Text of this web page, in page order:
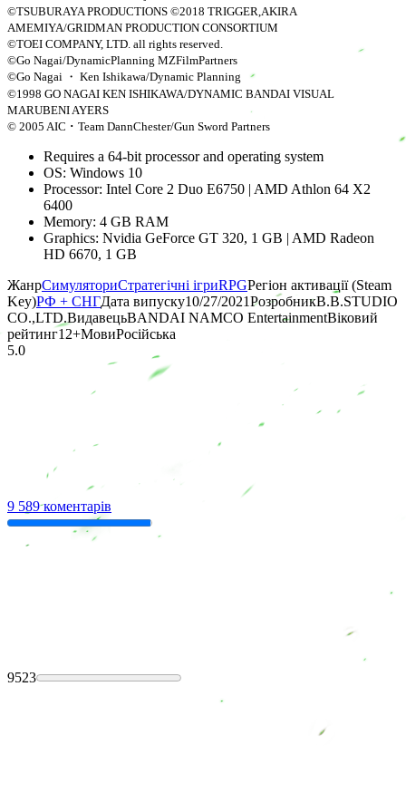
©TSUBURAYA PRODUCTIONS ©2018 TRIGGER,AKIRA
AMEMIYA/GRIDMAN PRODUCTION CONSORTIUM
©TOEI COMPANY, LTD. all rights reserved.
©Go Nagai/DynamicPlanning MZFilmPartners
©Go Nagai ・ Ken Ishikawa/Dynamic Planning
©1998 GO NAGAI KEN ISHIKAWA/DYNAMIC BANDAI VISUAL
MARUBENI AYERS
© 2005 AIC ･ Team DannChester/Gun Sword Partners
Requires a 64-bit processor and operating system
OS: Windows 10
Processor: Intel Core 2 Duo E6750 | AMD Athlon 64 X2
6400
Memory: 4 GB RAM
Graphics: Nvidia GeForce GT 320, 1 GB | AMD Radeon
HD 6670, 1 GB
ЖанрСимуляториСтратегічні ігриRPGРегіон активації (Steam
Key)РФ + СНГДата випуску10/27/2021РозробникB.B.STUDIO
CO.,LTD.ВидавецьBANDAI NAMCO EntertainmentВіковий
рейтинг12+МовиРосійська
5.0
9 589 коментарів
9523